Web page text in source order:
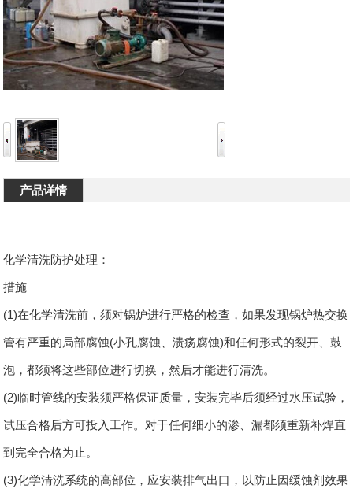
产品详情
化学清洗防护处理：
措施
(1)在化学清洗前，须对锅炉进行严格的检查，如果发现锅炉热交换
管有严重的局部腐蚀(小孔腐蚀、溃疡腐蚀)和任何形式的裂开、鼓
泡，都须将这些部位进行切换，然后才能进行清洗。
(2)临时管线的安装须严格保证质量，安装完毕后须经过水压试验，
试压合格后方可投入工作。对于任何细小的渗、漏都须重新补焊直
到完全合格为止。
(3)化学清洗系统的高部位，应安装排气出口，以防止因缓蚀剂效果